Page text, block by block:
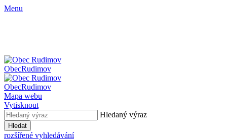
Menu
ObecRudimov
ObecRudimov
Mapa webu
Vytisknout
Hledaný výraz
Hledat
rozšířené vyhledávání